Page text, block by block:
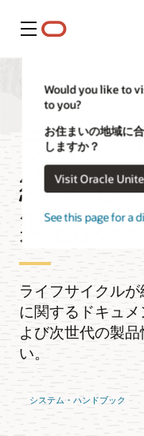
メニュー
Would you like to
to you?
お住まいの地域に
しますか？
Visit Oracle
See this page for a
ライ
終了し
製品を
ライフサイクル
に関するドキュ
よび次世代の製
い。
システム・ハンドブック